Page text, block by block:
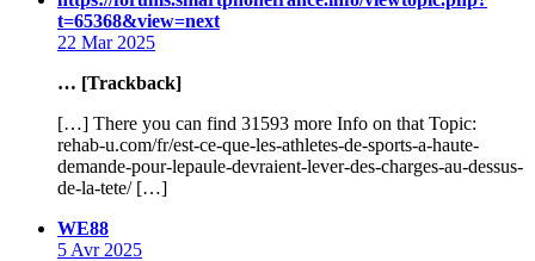
t=65368&view=nextsays:
22 Mar 2025
… [Trackback]
[…] There you can find 31593 more Info on that Topic:
rehab-u.com/fr/est-ce-que-les-athletes-de-sports-a-haute-
demande-pour-lepaule-devraient-lever-des-charges-au-dessus-
de-la-tete/ […]
WE88says:
5 Avr 2025